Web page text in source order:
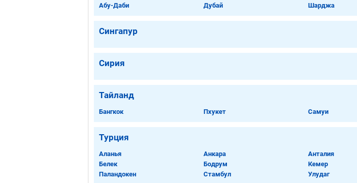
Абу-Даби Дубай Шарджа
Сингапур
Сирия
Тайланд
Бангкок Пхукет Самуи
Турция
Аланья Анкара
Анталия
Белек
Бодрум
Кемер
Паландокен
Стамбул Улудаг